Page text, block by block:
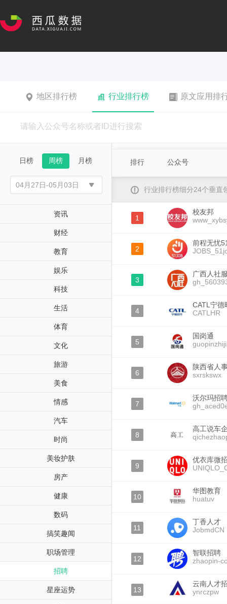
地区排行榜 行业排行榜 原文应用排
日榜 周榜 月榜
资讯
财经
教育
娱乐
科技
生活
体育
文化
旅游
美食
情感
汽车
时尚
美妆护肤
房产
健康
数码
搞笑趣闻
职场管理
招聘
星座运势
排行 公众号
行业排行榜细分24个垂直
1
校友邦
2
前程无忧
3
广西人社
4
CATL宁德
CATLHR
5
国岗通
6
陕西省人
sxrskswx
7
沃尔玛招
8
高工说车
9
优衣库微
10
华图教育
huatuv
11
丁香人才
JobmdCN
12
智联招聘
zhaopin-
13
云南人才
ynrczpw